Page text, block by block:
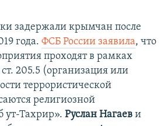
задержали крымчан после
года. ФСБ России заявила, что
проходят в рамках
205.5 (организация или
террористической
религиозной
ут-Тахрир». Руслан Нагаев и